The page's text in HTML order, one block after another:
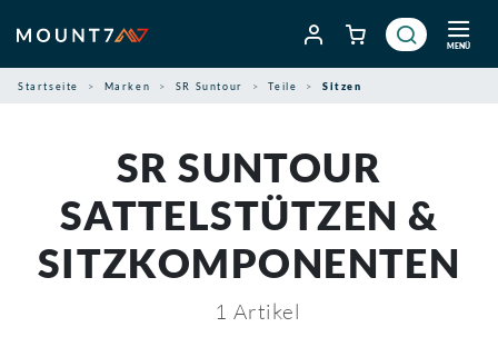
Inhalt
springen
MENÜ
Startseite Marken SR Suntour Teile Sitzen
SR SUNTOUR
SATTELSTÜTZEN &
SITZKOMPONENTEN
1 Artikel